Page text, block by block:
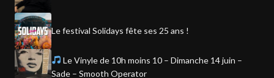
Le festival Solidays fête ses 25 ans !
Le Vinyle de 10h moins 10 – Dimanche 14 juin –
Sade – Smooth Operator